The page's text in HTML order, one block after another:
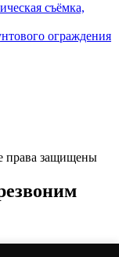
съёмка,
ограждения
права защищены